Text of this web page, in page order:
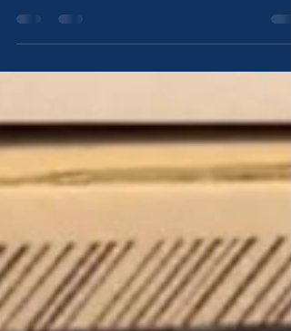
24/h Aktion - Nur am 18. September 15%